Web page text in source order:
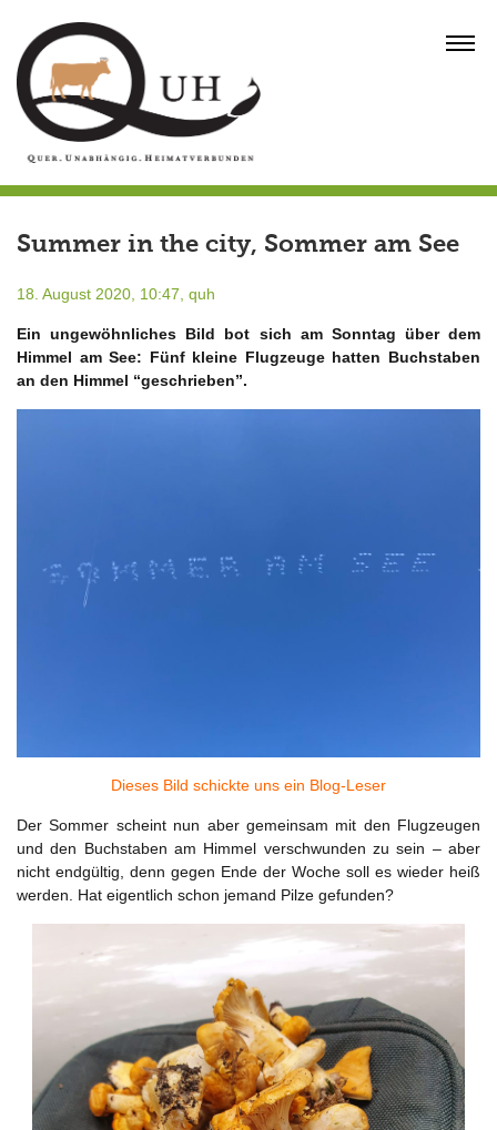
content
Summer in the city, Sommer am See
18. August 2020, 10:47, quh
Ein ungewöhnliches Bild bot sich am Sonntag über dem
Himmel am See: Fünf kleine Flugzeuge hatten Buchstaben
an den Himmel “geschrieben”.
Dieses Bild schickte uns ein Blog-Leser
Der Sommer scheint nun aber gemeinsam mit den Flugzeugen
und den Buchstaben am Himmel verschwunden zu sein – aber
nicht endgültig, denn gegen Ende der Woche soll es wieder heiß
werden. Hat eigentlich schon jemand Pilze gefunden?